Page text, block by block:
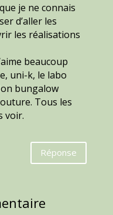
je ne connais
d’aller les
les réalisations
beaucoup
uni-k, le labo
bungalow
Tous les
voir.
Réponse